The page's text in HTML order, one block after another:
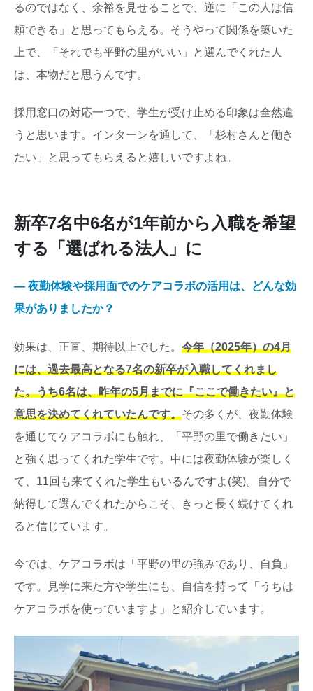
るのではなく、余裕を見せることで、逆に「この人は信
頼できる」と思ってもらえる。そうやって関係を築いた
上で、「それでも平野の里がいい」と選んでくれた人
は、本物だと思うんです。
採用窓口の対応一つで、学生が受け止める印象は全然違
うと思います。インターンを通して、「杉村さんと働き
たい」と思ってもらえると嬉しいですよね。
新卒7名中6名が1年前から入職を希望
する「選ばれる法人」に
― 夜勤体験や採用面でのケアコラボの活用は、どんな効
果がありましたか？
効果は、正直、期待以上でした。 今年（2025年）の4月
には、過去最高となる7名の新卒が入職してくれまし
た。うち6名は、昨年の5月までに『ここで働きたい』と
意思を決めてくれていたんです。その多くが、夜勤体験
を通じてケアコラボにも触れ、「平野の里で働きたい」
と強く思ってくれた学生です。中には夜勤体験が楽しく
て、11回も来てくれた学生もいるんですよ(笑)。自分で
納得して選んでくれたからこそ、きっと長く続けてくれ
ると信じています。
今では、ケアコラボは「平野の里の強みであり、自負」
です。見学に来た方や学生にも、自信を持って「うちは
ケアコラボを使っていますよ」と紹介しています。